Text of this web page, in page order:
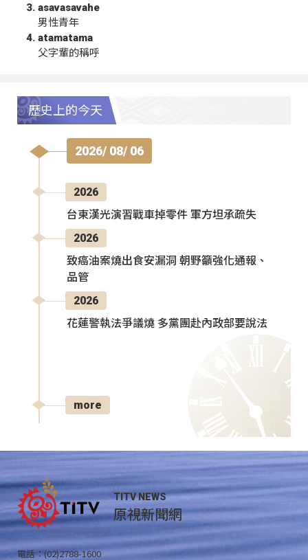
asavasavahe
男性青年
atamatama
父字輩的稱呼
歷史上的今天
2026/ 08/ 06
2026
台東漢光演習戰車掉零件 軍方坦承疏失
2026
致癌油案燒出食安漏洞 朝野籲強化通報、
品管
2026
花蓮警執法爭議燒 多黨團赴內政部要說法
more
TITV NEWS
原視新聞網
電話：(02)2788-1600